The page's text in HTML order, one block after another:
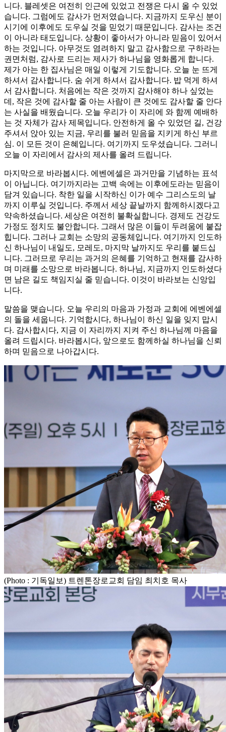
니다. 블레셋은 여전히 인근에 있었고 전쟁은 다시 올 수 있었
습니다. 그럼에도 감사가 먼저였습니다. 지금까지 도우신 분이
시기에 이후에도 도우실 것을 믿었기 때문입니다. 감사는 조건
이 아니라 태도입니다. 상황이 좋아서가 아니라 믿음이 있어서
하는 것입니다. 아무것도 염려하지 말고 감사함으로 구하라는
권면처럼, 감사로 드리는 제사가 하나님을 영화롭게 합니다.
제가 아는 한 집사님은 매일 이렇게 기도합니다. 오늘 눈 뜨게
하셔서 감사합니다. 숨 쉬게 하셔서 감사합니다. 밥 먹게 하셔
서 감사합니다. 처음에는 작은 것까지 감사해야 하나 싶었는
데, 작은 것에 감사할 줄 아는 사람이 큰 것에도 감사할 줄 안다
는 사실을 배웠습니다. 오늘 우리가 이 자리에 와 함께 예배하
는 것 자체가 감사 제목입니다. 안전하게 올 수 있었던 길, 건강
주셔서 앉아 있는 지금, 우리를 불러 믿음을 지키게 하신 부르
심. 이 모든 것이 은혜입니다. 여기까지 도우셨습니다. 그러니
오늘 이 자리에서 감사의 제사를 올려 드립니다.
마지막으로 바라봅시다. 에벤에셀은 과거만을 기념하는 표석
이 아닙니다. 여기까지라는 고백 속에는 이후에도라는 믿음이
담겨 있습니다. 착한 일을 시작하신 이가 예수 그리스도의 날
까지 이루실 것입니다. 주께서 세상 끝날까지 함께하시겠다고
약속하셨습니다. 세상은 여전히 불확실합니다. 경제도 건강도
가정도 정치도 불안합니다. 그래서 많은 이들이 두려움에 붙잡
힙니다. 그러나 교회는 소망의 공동체입니다. 여기까지 인도하
신 하나님이 내일도, 모레도, 마지막 날까지도 우리를 붙드십
니다. 그러므로 우리는 과거의 은혜를 기억하고 현재를 감사하
며 미래를 소망으로 바라봅니다. 하나님, 지금까지 인도하셨다
면 남은 길도 책임지실 줄 믿습니다. 이것이 바라보는 신앙입
니다.
말씀을 맺습니다. 오늘 우리의 마음과 가정과 교회에 에벤에셀
의 돌을 세웁니다. 기억합시다, 하나님이 하신 일을 잊지 맙시
다. 감사합시다, 지금 이 자리까지 지켜 주신 하나님께 마음을
올려 드립시다. 바라봅시다, 앞으로도 함께하실 하나님을 신뢰
하며 믿음으로 나아갑시다.
(Photo : 기독일보) 트렌톤장로교회 담임 최치호 목사